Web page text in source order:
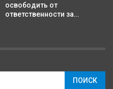
освободить от
ответственности за…